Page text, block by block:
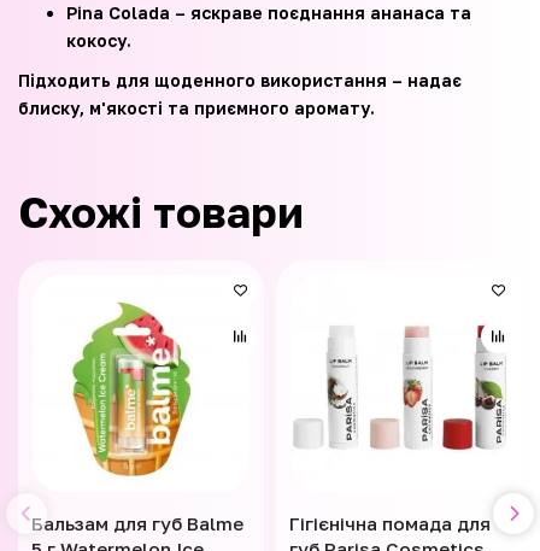
Pina Colada – яскраве поєднання ананаса та
кокосу.
Підходить для щоденного використання – надає
блиску, м'якості та приємного аромату.
Схожі товари
Бальзам для губ Balme
Гігієнічна помада для